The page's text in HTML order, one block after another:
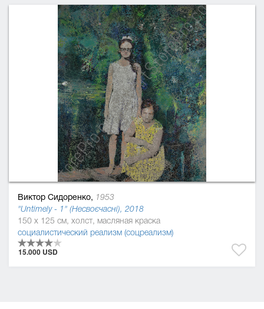
Виктор Сидоренко, 1953
"Untimely - 1" (Несвоєчасні), 2018
150 x 125 см, холст, масляная краска
социалистический реализм (соцреализм)
15.000 USD